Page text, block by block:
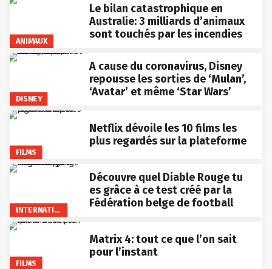
ANIMAUX
Le bilan catastrophique en
Australie: 3 milliards d’animaux
sont touchés par les incendies
DISNEY
A cause du coronavirus, Disney
repousse les sorties de ‘Mulan’,
‘Avatar’ et même ‘Star Wars’
FILMS
Netflix dévoile les 10 films les
plus regardés sur la plateforme
INTERNATIONAL
Découvre quel Diable Rouge tu
es grâce à ce test créé par la
Fédération belge de football
FILMS
Matrix 4: tout ce que l’on sait
pour l’instant